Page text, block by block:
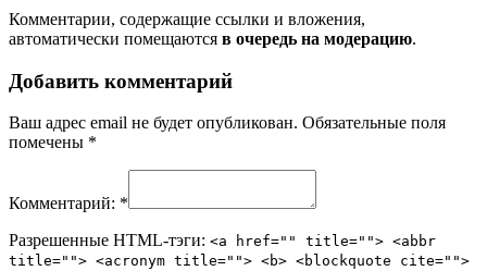
Комментарии, содержащие ссылки и вложения,
автоматически помещаются в очередь на модерацию.
Добавить комментарий
Ваш адрес email не будет опубликован. Обязательные поля
помечены *
Комментарий: *
Разрешенные HTML-тэги: <a href="" title=""> <abbr
title=""> <acronym title=""> <b> <blockquote cite="">